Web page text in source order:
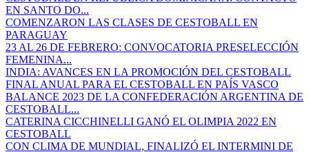
EN SANTO DO...
COMENZARON LAS CLASES DE CESTOBALL EN
PARAGUAY
23 AL 26 DE FEBRERO: CONVOCATORIA PRESELECCIÓN
FEMENINA...
INDIA: AVANCES EN LA PROMOCIÓN DEL CESTOBALL
FINAL ANUAL PARA EL CESTOBALL EN PAÍS VASCO
BALANCE 2023 DE LA CONFEDERACIÓN ARGENTINA DE
CESTOBALL...
CATERINA CICCHINELLI GANÓ EL OLIMPIA 2022 EN
CESTOBALL
CON CLIMA DE MUNDIAL, FINALIZÓ EL INTERMINI DE